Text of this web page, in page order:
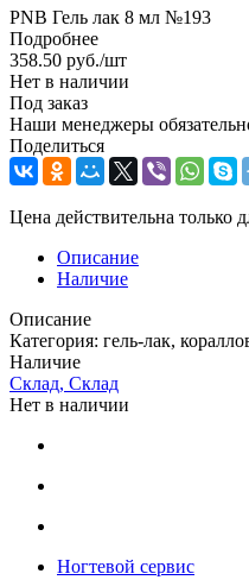
PNB Гель лак 8 мл №193
Подробнее
358.50 руб./шт
Нет в наличии
Под заказ
Наши менеджеры
Поделиться
Цена действительна только
Описание
Наличие
Описание
Категория: гель-лак,
Наличие
Склад, Склад
Нет в наличии
Ногтевой сервис